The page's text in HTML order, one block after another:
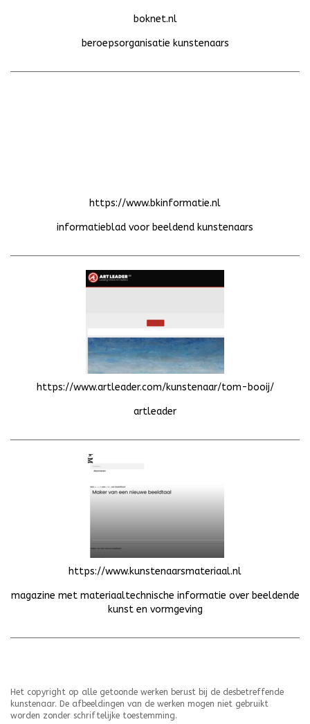
boknet.nl
beroepsorganisatie kunstenaars
https://www.bkinformatie.nl
informatieblad voor beeldend kunstenaars
https://www.artleader.com/kunstenaar/tom-booij/
artleader
https://www.kunstenaarsmateriaal.nl
magazine met materiaaltechnische informatie over beeldende
kunst en vormgeving
Het copyright op alle getoonde werken berust bij de desbetreffende
kunstenaar. De afbeeldingen van de werken mogen niet gebruikt
worden zonder schriftelijke toestemming.